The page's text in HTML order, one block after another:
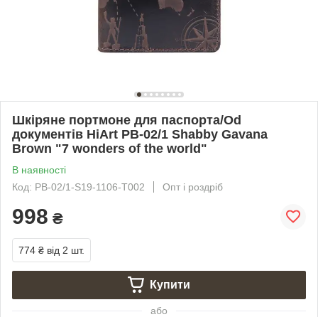
Шкіряне портмоне для паспорта/Od
документів HiArt PB-02/1 Shabby Gavana
Brown "7 wonders of the world"
В наявності
Код: PB-02/1-S19-1106-T002
Опт і роздріб
998 ₴
774 ₴ від 2 шт.
Купити
або